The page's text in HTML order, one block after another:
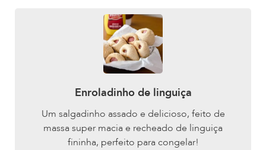
Enroladinho de linguiça
Um salgadinho assado e delicioso, feito de
massa super macia e recheado de linguiça
fininha, perfeito para congelar!